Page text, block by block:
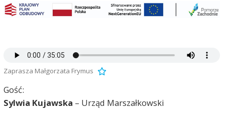
Zaprasza Małgorzata Frymus
Gość:
Sylwia Kujawska – Urząd Marszałkowski